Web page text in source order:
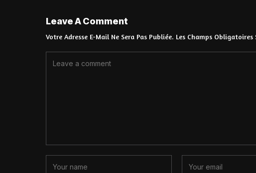
Leave A Comment
Votre Adresse E-Mail Ne Sera Pas Publiée. Les Champs